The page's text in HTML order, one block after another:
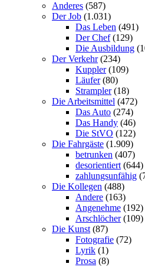
Anderes (587)
Der Job (1.031)
Das Leben (491)
Der Chef(129)
Die Ausbildung
Der Verkehr(234)
Kuppler(109)
Läufer(80)
Strampler(18)
Die Arbeitsmittel (472)
Das Auto (274)
Das Handy (46)
Die StVO (122)
Die Fahrgäste (1.909)
betrunken (407)
desorientiert (644)
zahlungsunfähig
Die Kollegen (488)
Andere (163)
Angenehme (192)
Arschlöcher(109)
Die Kunst (87)
Fotografie (72)
Lyrik (1)
Prosa (8)